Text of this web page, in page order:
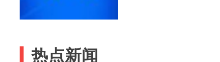
热点新闻